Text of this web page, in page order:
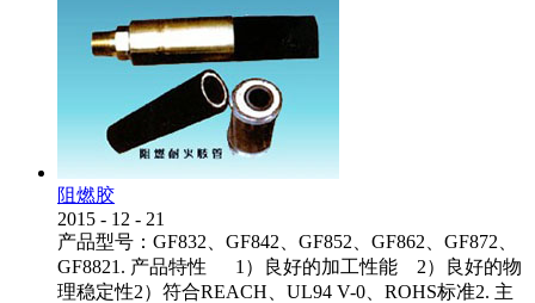
阻燃胶
2015 - 12 - 21
产品型号：GF832、GF842、GF852、GF862、GF872、
GF8821. 产品特性 1）良好的加工性能 2）良好的物
理稳定性2）符合REACH、UL94 V-0、ROHS标准2. 主